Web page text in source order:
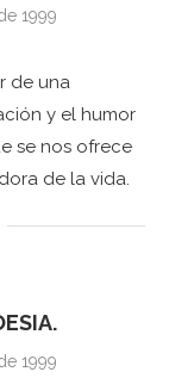
1999
de una
y el humor
se nos ofrece
de la vida.
1999